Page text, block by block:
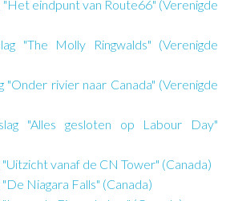
"Het eindpunt van Route66" (Verenigde
"The Molly Ringwalds" (Verenigde
"Onder rivier naar Canada" (Verenigde
"Alles gesloten op Labour Day"
vanaf de CN Tower" (Canada)
Niagara Falls" (Canada)